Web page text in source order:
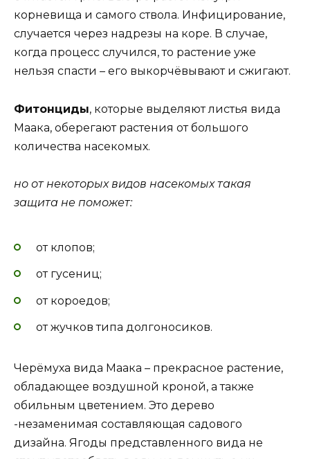
корневища и самого ствола. Инфицирование,
случается через надрезы на коре. В случае,
когда процесс случился, то растение уже
нельзя спасти – его выкорчёвывают и сжигают.
Фитонциды, которые выделяют листья вида
Маака, оберегают растения от большого
количества насекомых.
но от некоторых видов насекомых такая
защита не поможет:
от клопов;
от гусениц;
от короедов;
от жучков типа долгоносиков.
Черёмуха вида Маака – прекрасное растение,
обладающее воздушной кроной, а также
обильным цветением. Это дерево
-незаменимая составляющая садового
дизайна. Ягоды представленного вида не